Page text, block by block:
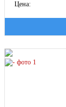
Цена: